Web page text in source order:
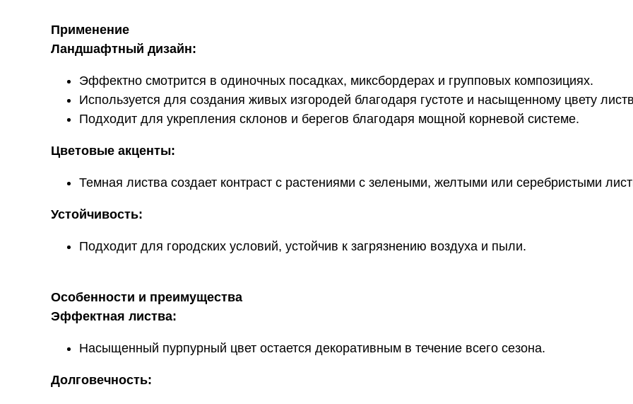
Применение
Ландшафтный дизайн:
Эффектно смотрится в одиночных посадках, миксбордерах и групповых композициях.
Используется для создания живых изгородей благодаря густоте и насыщенному цвету
Подходит для укрепления склонов и берегов благодаря мощной корневой системе.
Цветовые акценты:
Темная листва создает контраст с растениями с зелеными, желтыми или серебристыми
Устойчивость:
Подходит для городских условий, устойчив к загрязнению воздуха и пыли.
Особенности и преимущества
Эффектная листва:
Насыщенный пурпурный цвет остается декоративным в течение всего сезона.
Долговечность: